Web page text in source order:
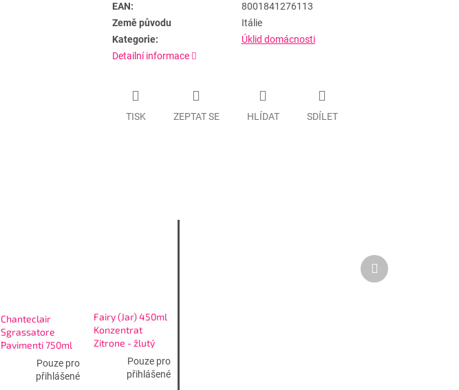
EAN:
8001841276113
Země původu
Itálie
Kategorie:
Úklid domácnosti
Detailní informace
TISK ZEPTAT SE HLÍDAT SDÍLET
Chanteclair
Sgrassatore
Pavimenti 750ml
Marsiglia e
odmašťovač na
Pouze pro
přihlášené
Fairy (Jar) 450ml
Konzentrat
Zitrone - žlutý
Pouze pro
přihlášené
Další
produkt